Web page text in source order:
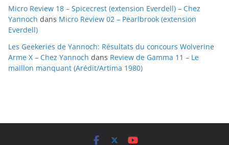
Micro Review 18 – Spicecrest (extension Everdell) – Chez
Yannoch dans Micro Review 02 – Pearlbrook (extension
Everdell)
Les Geekeries de Yannoch: Résultats du concours Wolverine
Arme X – Chez Yannoch dans Review de Gamma 11 – Le
maillon manquant (Arédit/Artima 1980)